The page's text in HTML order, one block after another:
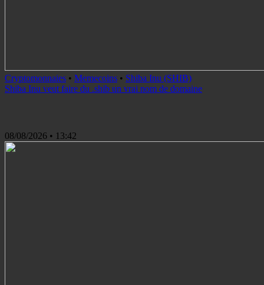
Cryptomonnaies • Memecoins • Shiba Inu (SHIB)
Shiba Inu veut faire du .shib un vrai nom de domaine
08/08/2026 • 13:42